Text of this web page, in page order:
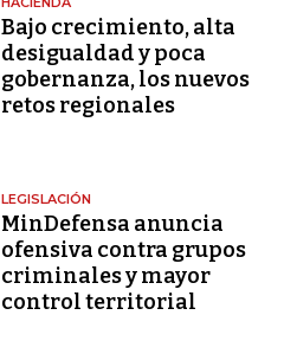
Bajo crecimiento, alta
desigualdad y poca
gobernanza, los nuevos
retos regionales
LEGISLACIÓN
MinDefensa anuncia
ofensiva contra grupos
criminales y mayor
control territorial